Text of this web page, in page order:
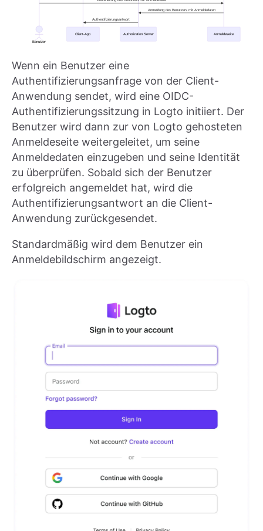
Wenn ein Benutzer eine
Authentifizierungsanfrage von der Client-
Anwendung sendet, wird eine OIDC-
Authentifizierungssitzung in Logto initiiert. Der
Benutzer wird dann zur von Logto gehosteten
Anmeldeseite weitergeleitet, um seine
Anmeldedaten einzugeben und seine Identität
zu überprüfen. Sobald sich der Benutzer
erfolgreich angemeldet hat, wird die
Authentifizierungsantwort an die Client-
Anwendung zurückgesendet.
Standardmäßig wird dem Benutzer ein
Anmeldebildschirm angezeigt.